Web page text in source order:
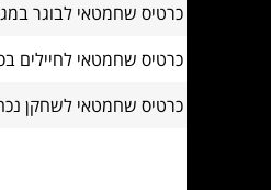
כרטיס שחמטאי לבוגר
כרטיס שחמטאי לחיילים
כרטיס שחמטאי לשחקן